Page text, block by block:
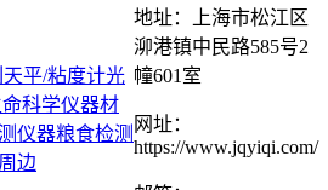
天平/粘度计光
命科学仪器材
仪器粮食检测
边
地址：上海市松江区
泖港镇中民路585号2
幢601室
网址：
https://www.jqyiqi.com/